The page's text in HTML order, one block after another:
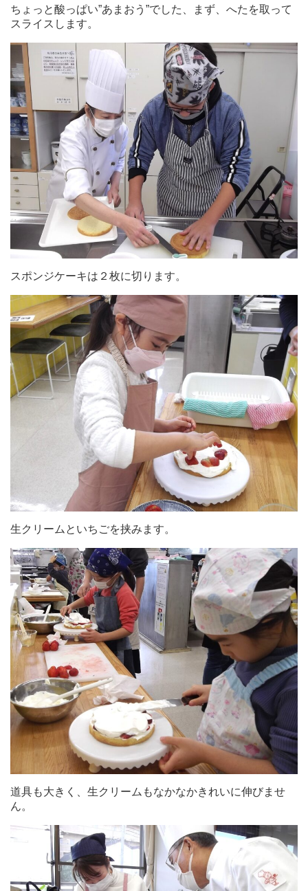
ちょっと酸っぱい”あまおう”でした、まず、へたを取って
スライスします。
スポンジケーキは２枚に切ります。
生クリームといちごを挟みます。
道具も大きく、生クリームもなかなかきれいに伸びませ
ん。